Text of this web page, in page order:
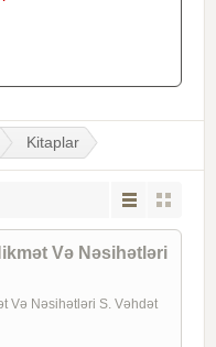
Kitaplar
Və Nəsihətləri
Və Nəsihətləri S. Vəhdət